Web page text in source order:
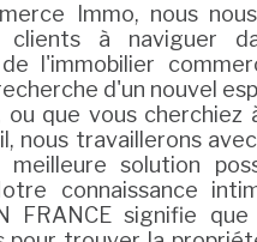
Immo, nous
clients à naviguer
l'immobilier
d'un nouvel
ou que vous cherchiez
nous travaillerons
solution
connaissance
FRANCE signifie